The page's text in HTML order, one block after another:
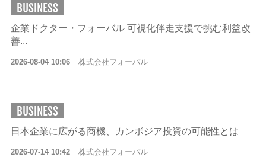
BUSINESS
企業ドクター・フォーバル 可視化伴走支援で挑む利益改
善...
2026-08-04 10:06 株式会社フォーバル
BUSINESS
日本企業に広がる商機、カンボジア投資の可能性とは
2026-07-14 10:42 株式会社フォーバル